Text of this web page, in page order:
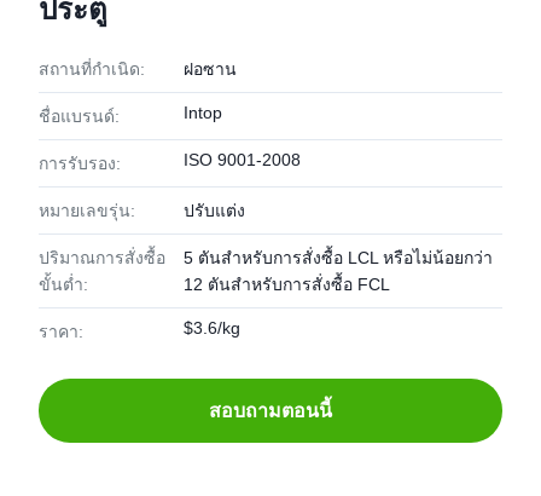
ประตู
สถานที่กำเนิด: ฝอซาน
ชื่อแบรนด์: Intop
การรับรอง: ISO 9001-2008
หมายเลขรุ่น: ปรับแต่ง
ปริมาณการสั่งซื้อ
ขั้นต่ำ:
5 ตันสำหรับการสั่งซื้อ LCL หรือไม่น้อยกว่า
12 ตันสำหรับการสั่งซื้อ FCL
ราคา: $3.6/kg
สอบถามตอนนี้